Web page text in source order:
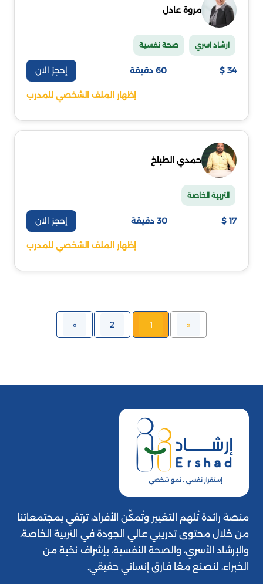
مروة عادل
ارشاد اسري صحة نفسية
34 $ 60 دقيقة إحجز الان
إظهار الملف الشخصي للمدرب
حمدي الطباخ
التربية الخاصة
17 $ 30 دقيقة إحجز الان
إظهار الملف الشخصي للمدرب
«
1
2
»
منصة رائدة تُلهم التغيير وتُمكِّن الأفراد، ترتقي بمجتمعاتنا
من خلال محتوى تدريبي عالي الجودة في التربية الخاصة،
والإرشاد الأسري، والصحة النفسية، بإشراف نخبة من
الخبراء، لنصنع معًا فارق إنساني حقيقي.